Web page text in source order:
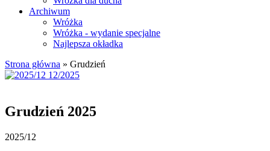
Archiwum
Wróżka
Wróżka - wydanie specjalne
Najlepsza okładka
Strona główna » Grudzień
Grudzień 2025
2025/12